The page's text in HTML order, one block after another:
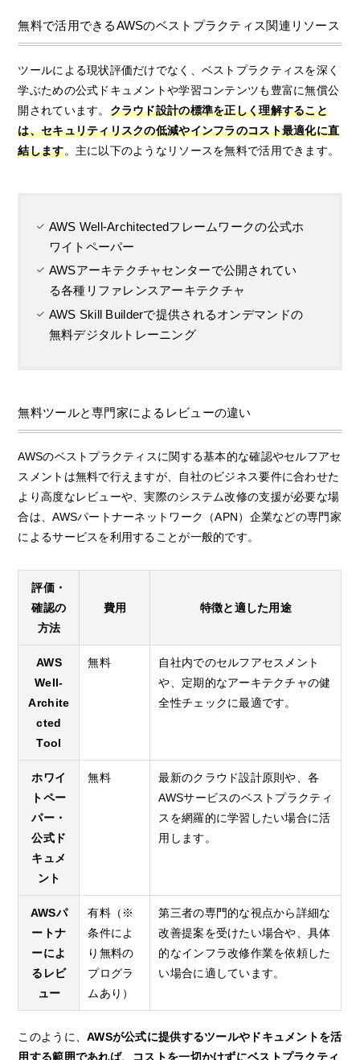
無料で活用できるAWSのベストプラクティス関連リソース
ツールによる現状評価だけでなく、ベストプラクティスを深く
学ぶための公式ドキュメントや学習コンテンツも豊富に無償公
開されています。 クラウド設計の標準を正しく理解すること
は、セキュリティリスクの低減やインフラのコスト最適化に直
結します。主に以下のようなリソースを無料で活用できます。
AWS Well-Architectedフレームワークの公式ホ
ワイトペーパー
AWSアーキテクチャセンターで公開されてい
る各種リファレンスアーキテクチャ
AWS Skill Builderで提供されるオンデマンドの
無料デジタルトレーニング
無料ツールと専門家によるレビューの違い
AWSのベストプラクティスに関する基本的な確認やセルフアセ
スメントは無料で行えますが、自社のビジネス要件に合わせた
より高度なレビューや、実際のシステム改修の支援が必要な場
合は、AWSパートナーネットワーク（APN）企業などの専門家
によるサービスを利用することが一般的です。
評価・
確認の
方法
費用 特徴と適した用途
AWS
Well-
Archite
cted
Tool
無料
自社内でのセルフアセスメント
や、定期的なアーキテクチャの健
全性チェックに最適です。
ホワイ
トペー
パー・
公式ド
キュメ
ント
無料
最新のクラウド設計原則や、各
AWSサービスのベストプラクティ
スを網羅的に学習したい場合に活
用します。
AWSパ
ートナ
ーによ
るレビ
ュー
有料（※
条件によ
り無料の
プログラ
ムあり）
第三者の専門的な視点から詳細な
改善提案を受けたい場合や、具体
的なインフラ改修作業を依頼した
い場合に適しています。
このように、AWSが公式に提供するツールやドキュメントを活
用する範囲であれば、コストを一切かけずにベストプラクティ